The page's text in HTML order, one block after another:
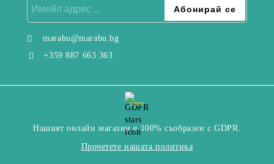
marabu@marabu.bg
+359 887 663 363
GDPR
Нашият онлайн магазин е 100% съобразен с GDPR.
Прочетете нашата политика